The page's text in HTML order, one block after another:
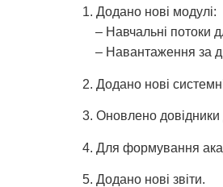
1. Додано нові модулі:
– Навчальні потоки
– Навантаження за
2. Додано нові
3. Оновлено
4. Для формування
5. Додано нові звіти.